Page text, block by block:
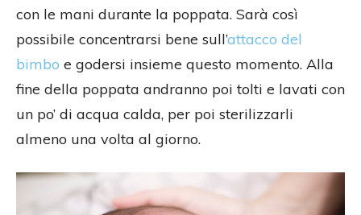
con le mani durante la poppata. Sarà così
possibile concentrarsi bene sull’attacco del
bimbo e godersi insieme questo momento. Alla
fine della poppata andranno poi tolti e lavati con
un po’ di acqua calda, per poi sterilizzarli
almeno una volta al giorno.